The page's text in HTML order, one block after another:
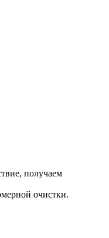
получаем
очистки.